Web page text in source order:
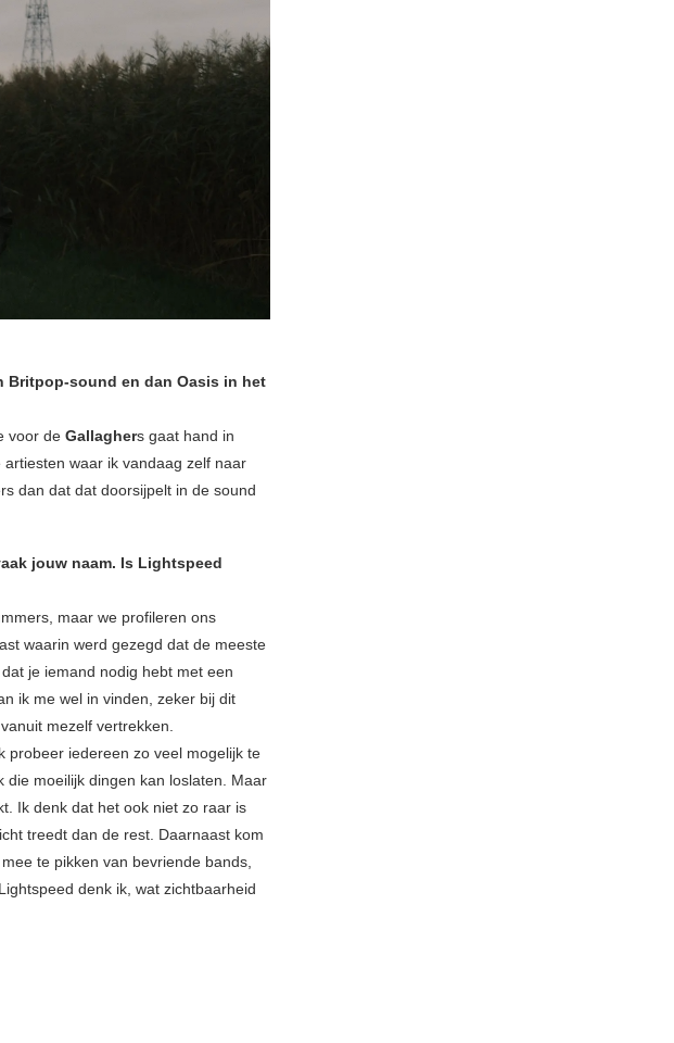
Britpop-sound en dan Oasis in het
voor de Gallaghers gaat hand in
waar ik vandaag zelf naar
dan dat dat doorsijpelt in de sound
jouw naam. Is Lightspeed
maar we profileren ons
waarin werd gezegd dat de meeste
je iemand nodig hebt met een
ik me wel in vinden, zeker bij dit
mezelf vertrekken.
probeer iedereen zo veel mogelijk te
die moeilijk dingen kan loslaten. Maar
Ik denk dat het ook niet zo raar is
treedt dan de rest. Daarnaast kom
te pikken van bevriende bands,
denk ik, wat zichtbaarheid